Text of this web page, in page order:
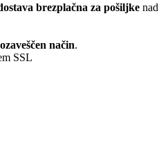
brezplačna za pošiljke nad
način.
SSL